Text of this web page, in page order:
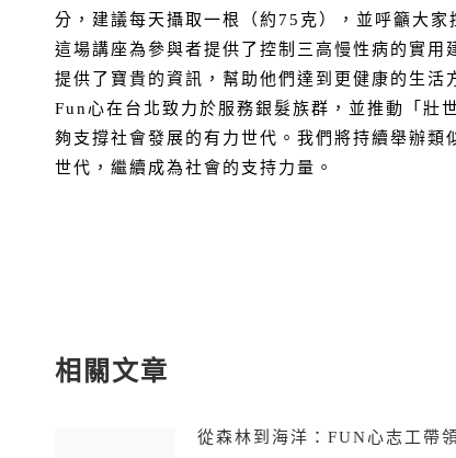
分，建議每天攝取一根（約75克），並呼籲大家
這場講座為參與者提供了控制三高慢性病的實
提供了寶貴的資訊，幫助他們達到更健康的生活
Fun心在台北致力於服務銀髮族群，並推動「壯
夠支撐社會發展的有力世代。我們將持續舉辦
世代，繼續成為社會的支持力量。
相關文章
從森林到海洋：FUN心志工帶